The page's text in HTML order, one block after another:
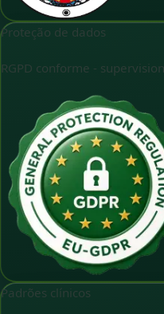
Proteção de dados
RGPD conforme -
Padrões clínicos